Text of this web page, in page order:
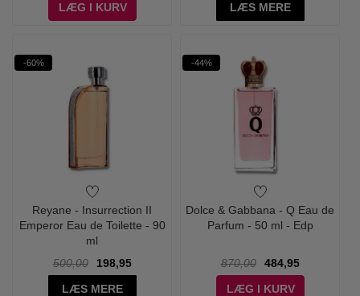
LÆG I KURV
LÆS MERE
-60%
Reyane - Insurrection II
Emperor Eau de Toilette - 90
ml
500,00
198,95
LÆS MERE
-44%
Dolce & Gabbana - Q Eau de
Parfum - 50 ml - Edp
870,00
484,95
LÆG I KURV